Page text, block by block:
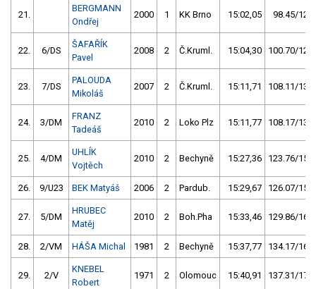
21.
BERGMANN
Ondřej
2000 1 KK Brno 15:02,05 98.45/12,3
22. 6/DS
ŠAFAŘÍK
Pavel
2008 2 Č.Kruml. 15:04,30 100.70/12,5
23. 7/DS
PALOUDA
Mikoláš
2007 2 Č.Kruml. 15:11,71 108.11/13,5
24. 3/DM
FRANZ
Tadeáš
2010 2 Loko Plz 15:11,77 108.17/13,5
25. 4/DM
UHLÍK
Vojtěch
2010 2 Bechyně 15:27,36 123.76/15,4
26. 9/U23 BEK Matyáš 2006 2 Pardub. 15:29,67 126.07/15,7
27. 5/DM
HRUBEC
Matěj
2010 2 Boh.Pha 15:33,46 129.86/16,2
28. 2/VM HÁŠA Michal 1981 2 Bechyně 15:37,77 134.17/16,7
29. 2/V
KNEBEL
Robert
1971 2 Olomouc 15:40,91 137.31/17,1